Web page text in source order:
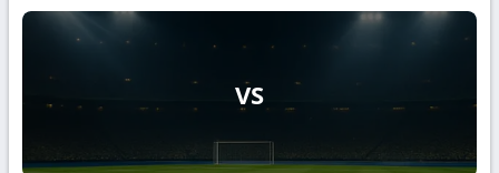
VS